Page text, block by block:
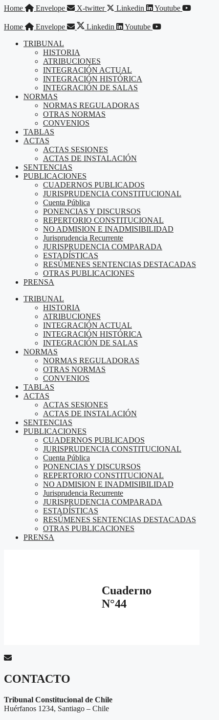
Saltar
contenido
Home Envelope X-twitter Linkedin Youtube
Home Envelope Linkedin
Youtube
TRIBUNAL
HISTORIA
ATRIBUCIONES
INTEGRACIÓN ACTUAL
INTEGRACIÓN HISTÓRICA
INTEGRACIÓN DE SALAS
NORMAS
NORMAS REGULADORAS
OTRAS NORMAS
CONVENIOS
TABLAS
ACTAS
ACTAS SESIONES
ACTAS DE INSTALACIÓN
SENTENCIAS
PUBLICACIONES
CUADERNOS PUBLICADOS
JURISPRUDENCIA CONSTITUCIONAL
Cuenta Pública
PONENCIAS Y DISCURSOS
REPERTORIO CONSTITUCIONAL
NO ADMISION E INADMISIBILIDAD
Jurisprudencia Recurrente
JURISPRUDENCIA COMPARADA
ESTADÍSTICAS
RESÚMENES SENTENCIAS DESTACADAS
OTRAS PUBLICACIONES
PRENSA
TRIBUNAL
HISTORIA
ATRIBUCIONES
INTEGRACIÓN ACTUAL
INTEGRACIÓN HISTÓRICA
INTEGRACIÓN DE SALAS
NORMAS
NORMAS REGULADORAS
OTRAS NORMAS
CONVENIOS
TABLAS
ACTAS
ACTAS SESIONES
ACTAS DE INSTALACIÓN
SENTENCIAS
PUBLICACIONES
CUADERNOS PUBLICADOS
JURISPRUDENCIA CONSTITUCIONAL
Cuenta Pública
PONENCIAS Y DISCURSOS
REPERTORIO CONSTITUCIONAL
NO ADMISION E INADMISIBILIDAD
Jurisprudencia Recurrente
JURISPRUDENCIA COMPARADA
ESTADÍSTICAS
RESÚMENES SENTENCIAS DESTACADAS
OTRAS PUBLICACIONES
PRENSA
Cuaderno
N°44
CONTACTO
Tribunal Constitucional de Chile
Huérfanos 1234, Santiago – Chile